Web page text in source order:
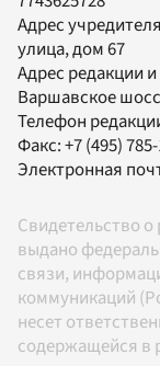
Адрес
улица, дом 67
Адрес редакции
Варшавское
Телефон
Факс:+7 (495)
Электронная
Свидетельство
выдано
связи,
коммуникаций
несет
содержащейся в